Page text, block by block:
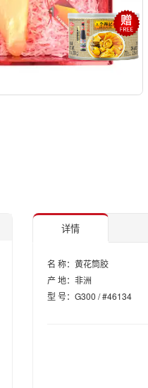
详情
名 称：黄花筒胶
产 地：非洲
型 号：G300 / #46134